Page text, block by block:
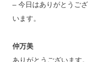
– 今日はありがとうご
います。
仲万美
ありがとうございます